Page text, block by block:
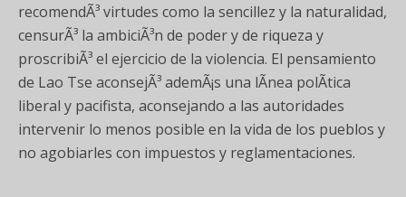
recomendÃ³ virtudes como la sencillez y la naturalidad,
censurÃ³ la ambiciÃ³n de poder y de riqueza y
proscribiÃ³ el ejercicio de la violencia. El pensamiento
de Lao Tse aconsejÃ³ ademÃ¡s una lÃ­nea polÃ­tica
liberal y pacifista, aconsejando a las autoridades
intervenir lo menos posible en la vida de los pueblos y
no agobiarles con impuestos y reglamentaciones.